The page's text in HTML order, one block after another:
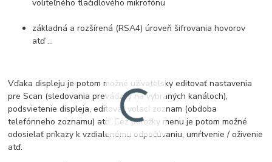
voliteľného tlačidlového mikrofónu
základná a rozšírená (RSA4) úroveň šifrovania hovorov
atď ...
Vďaka displeju je potom možné užívateľsky editovať nastavenia
pre Scan (sledovania prevádzky na vybraných kanáloch),
podsvietenie displeja, editovať volací zoznam (obdoba
telefónneho zoznamu) atď. Cez položky menu je potom možné
odosielať príkazy k vzdialenému odpočúvaniu, umŕtvenie / oživenie
atď.